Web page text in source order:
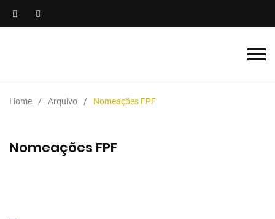
Home Arquivo Nomeações FPF
Nomeações FPF